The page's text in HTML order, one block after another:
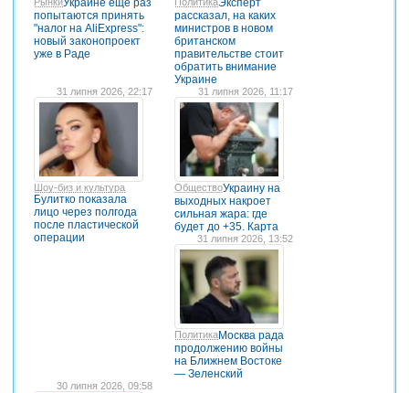
Украине еще раз
попытаются принять
"налог на AliExpress":
новый законопроект
уже в Раде
Эксперт
рассказал, на каких
министров в новом
британском
правительстве стоит
обратить внимание
Украине
31 липня 2026, 22:17
Шоу-биз и культура
Булитко показала
лицо через полгода
после пластической
операции
31 липня 2026, 11:17
ОбществоУкраину на
выходных накроет
сильная жара: где
будет до +35. Карта
31 липня 2026, 13:52
ПолитикаМосква рада
продолжению войны
на Ближнем Востоке
— Зеленский
30 липня 2026, 09:58